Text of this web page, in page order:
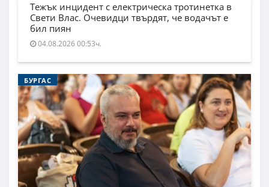
Тежък инцидент с електрическа тротинетка в
Свети Влас. Очевидци твърдят, че водачът е
бил пиян
04.08.2026 00:53ч.
БУРГАС